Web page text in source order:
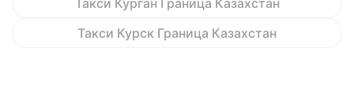
Такси Курган Граница Казахстан
Такси Курск Граница Казахстан